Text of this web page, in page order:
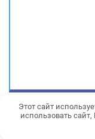
Этот сайт
использовать сайт,